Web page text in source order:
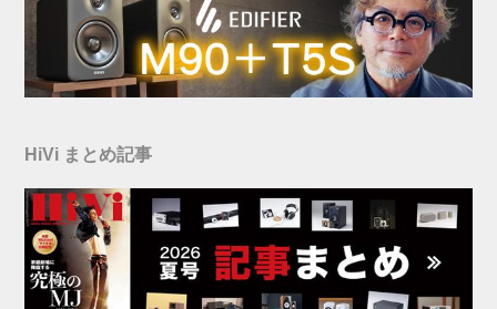
HiVi まとめ記事